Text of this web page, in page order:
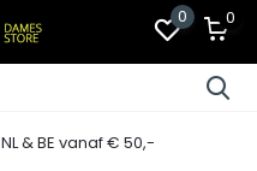
0 0
NL & BE vanaf € 50,-